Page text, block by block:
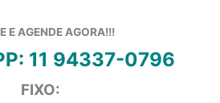
E AGENDE AGORA!!!
11 94337-0796
FIXO: